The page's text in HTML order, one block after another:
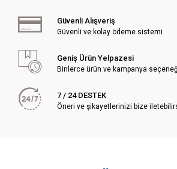
Güvenli Alışveriş
Güvenli ve kolay ödeme sistemi
Geniş Ürün Yelpazesi
Binlerce ürün ve kampanya
7 / 24 DESTEK
Öneri ve şikayetlerinizi bize